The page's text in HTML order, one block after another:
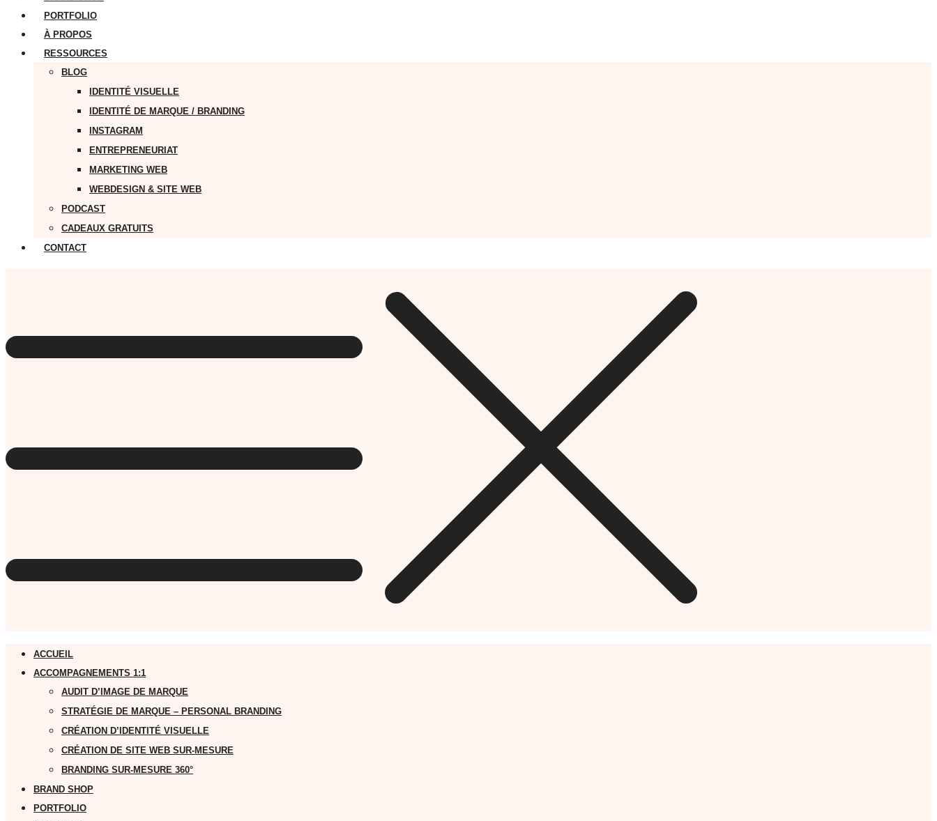
PORTFOLIO
À PROPOS
RESSOURCES
BLOG
IDENTITÉ VISUELLE
IDENTITÉ DE MARQUE / BRANDING
INSTAGRAM
ENTREPRENEURIAT
MARKETING WEB
WEBDESIGN & SITE WEB
PODCAST
CADEAUX GRATUITS
CONTACT
ACCUEIL
ACCOMPAGNEMENTS 1:1
AUDIT D’IMAGE DE MARQUE
STRATÉGIE DE MARQUE – PERSONAL BRANDING
CRÉATION D’IDENTITÉ VISUELLE
CRÉATION DE SITE WEB SUR-MESURE
BRANDING SUR-MESURE 360°
BRAND SHOP
PORTFOLIO